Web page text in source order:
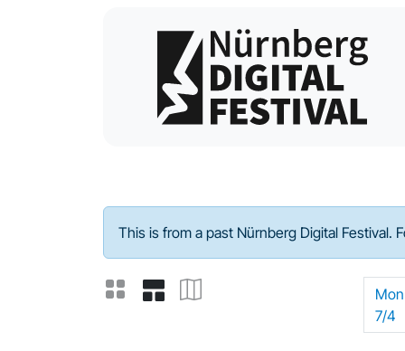
Program - 2022
This is from a past Nürnberg Digital
Mon
7/4